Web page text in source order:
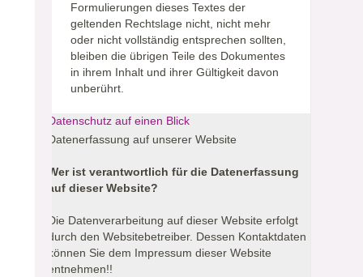
Formulierungen dieses Textes der
geltenden Rechtslage nicht, nicht mehr
oder nicht vollständig entsprechen sollten,
bleiben die übrigen Teile des Dokumentes
in ihrem Inhalt und ihrer Gültigkeit davon
unberührt.
Datenschutz auf einen Blick
Datenerfassung auf unserer Website
Wer ist verantwortlich für die Datenerfassung
auf dieser Website?
Die Datenverarbeitung auf dieser Website erfolgt
durch den Websitebetreiber. Dessen Kontaktdaten
können Sie dem Impressum dieser Website
entnehmen!!